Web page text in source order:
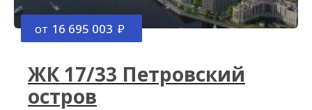
от 16 695 003
ЖК 17/33 Петровский
остров